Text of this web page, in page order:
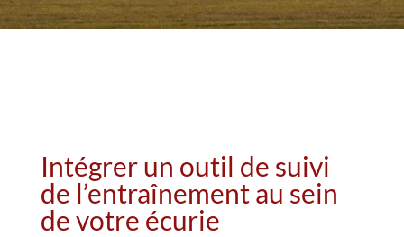
Intégrer un outil de suivi
de l’entraînement au sein
de votre écurie